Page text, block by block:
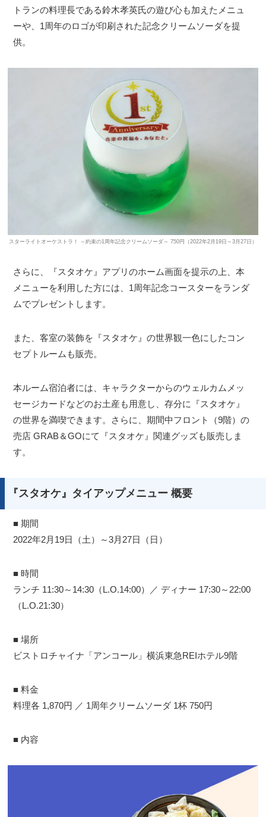
トランの料理長である鈴木孝英氏の遊び心も加えたメニュ
ーや、1周年のロゴが印刷された記念クリームソーダを提
供。
スターライトオーケストラ！ ～約束の1周年記念クリームソーダ～ 750円（2022年2月19日～3月27日）
さらに、『スタオケ』アプリのホーム画面を提示の上、本
メニューを利用した方には、1周年記念コースターをランダ
ムでプレゼントします。
また、客室の装飾を『スタオケ』の世界観一色にしたコン
セプトルームも販売。
本ルーム宿泊者には、キャラクターからのウェルカムメッ
セージカードなどのお土産も用意し、存分に『スタオケ』
の世界を満喫できます。さらに、期間中フロント（9階）の
売店 GRAB＆GOにて『スタオケ』関連グッズも販売しま
す。
『スタオケ』タイアップメニュー 概要
■ 期間
2022年2月19日（土）～3月27日（日）
■ 時間
ランチ 11:30～14:30（L.O.14:00）／ ディナー 17:30～22:00
（L.O.21:30）
■ 場所
ビストロチャイナ「アンコール」横浜東急REIホテル9階
■ 料金
料理各 1,870円 ／ 1周年クリームソーダ 1杯 750円
■ 内容